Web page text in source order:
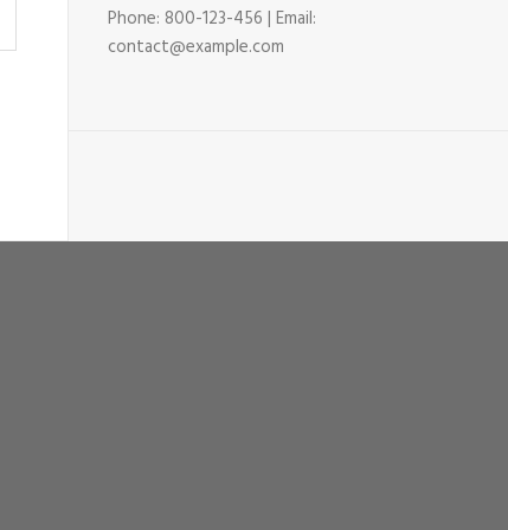
Phone: 800-123-456 | Email:
contact@example.com